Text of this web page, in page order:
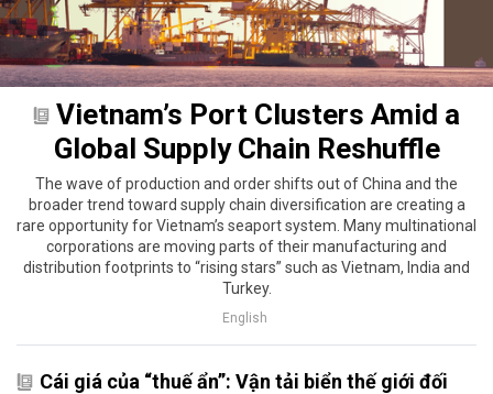
Vietnam’s Port Clusters Amid a
Global Supply Chain Reshuffle
The wave of production and order shifts out of China and the
broader trend toward supply chain diversification are creating a
rare opportunity for Vietnam’s seaport system. Many multinational
corporations are moving parts of their manufacturing and
distribution footprints to “rising stars” such as Vietnam, India and
Turkey.
English
Cái giá của “thuế ẩn”: Vận tải biển thế giới đối